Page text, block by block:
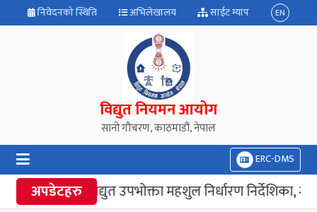
निवेदनको स्थिति अभिलेखालय साईट म्याप EN
विद्युत नियमन आयोग
सानो गौचरण, काठमाडौं, नेपाल
ERC-DMS
अपडेटहरु“विद्युत उपभोक्ता महशुल निर्धारण निर्देशिका,